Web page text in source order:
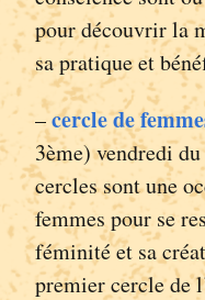
pour découvrir la
sa pratique et
–cercle de
3ème) vendredi
cercles sont une
femmes pour se
féminité et sa
premier cercle de